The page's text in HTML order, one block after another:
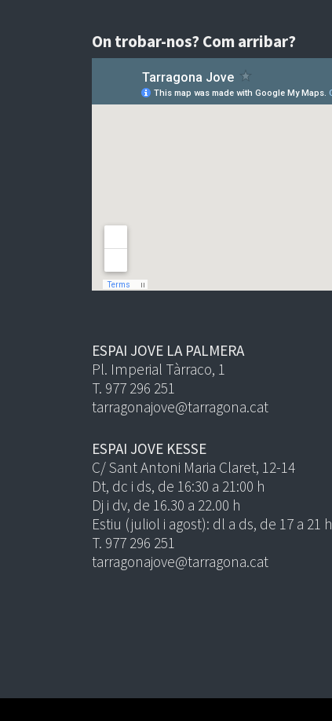
On trobar-nos? Com arribar?
ESPAI JOVE LA PALMERA
Pl. Imperial Tàrraco, 1
T. 977 296 251
tarragonajove@tarragona.cat
ESPAI JOVE KESSE
C/ Sant Antoni Maria Claret, 12-14
Dt, dc i ds, de 16:30 a 21:00 h
Dj i dv, de 16.30 a 22.00 h
Estiu (juliol i agost): dl a ds, de 17 a 21 h
T. 977 296 251
tarragonajove@tarragona.cat